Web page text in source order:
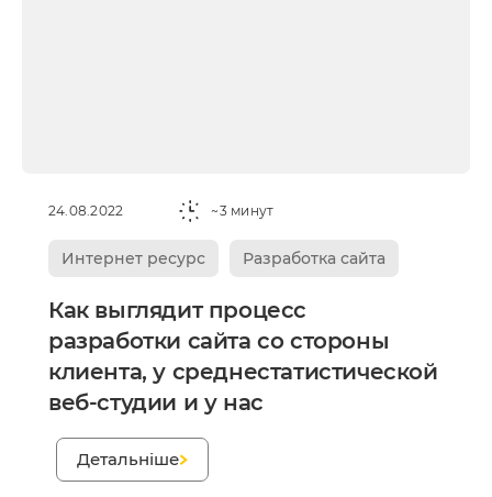
24.08.2022 ~3 минут
Интернет ресурс Разработка сайта
Как выглядит процесс
разработки сайта со стороны
клиента, у среднестатистической
веб-студии и у нас
Детальніше